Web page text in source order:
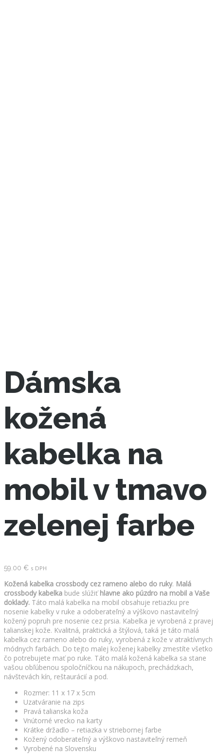
Dámska
kožená
kabelka na
mobil v tmavo
zelenej farbe
59.00 € s DPH
Kožená kabelka crossbody cez rameno alebo do ruky. Malá
crossbody kabelka bude slúžiť hlavne ako púzdro na mobil a Vaše
doklady. Táto malá kabelka na mobil obsahuje retiazku pre
nosenie kabelky v ruke a odoberateľný a výškovo nastaviteľný
kožený popruh pre nosenie cez prsia. Kabelka je vyrobená z pravej
talianskej kože. Kvalitná, praktická a štýlová, taká je táto malá
kabelka cez rameno alebo do ruky, vyrobená z kože v atraktívnych
módnych farbách. Do tejto malej koženej kabelky zmestíte všetko
čo potrebujete mať po ruke. Táto malá kožená kabelka sa stane
vašou obľúbenou spoločníčkou na nákupoch, prechádzkach,
návštevách kín, reštaurácií a pod.
Rozmer: 11 x 17 x 5cm
Uzatváranie na zips
Pravá talianska koža
Vnútorné vrecko na karty
Krátke držadlo – retiazka v striebornej farbe
Kožený odoberateľný a výškovo nastaviteľný remeň
Vyrobené na Slovensku